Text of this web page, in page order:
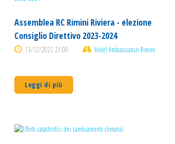
Assemblea RC Rimini Riviera - elezione
Consiglio Direttivo 2023-2024
13/12/2022 21:00 Hotel Ambasciatori Rimini
Leggi di più